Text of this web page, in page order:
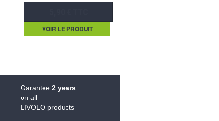
VOIR LE PRODUIT
Garantee2 years
on all
LIVOLO products